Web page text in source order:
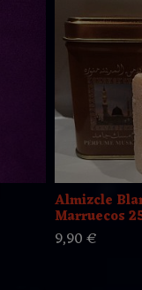
Almizcle
Marruecos
9,90 €